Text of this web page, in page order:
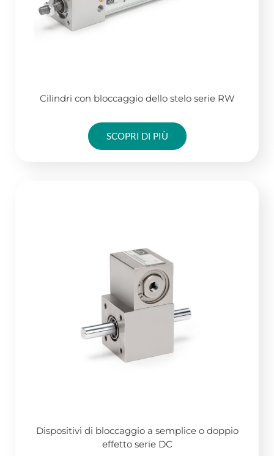
Cilindri con bloccaggio dello stelo serie RW
SCOPRI DI PIÙ
Dispositivi di bloccaggio a semplice o doppio
effetto serie DC